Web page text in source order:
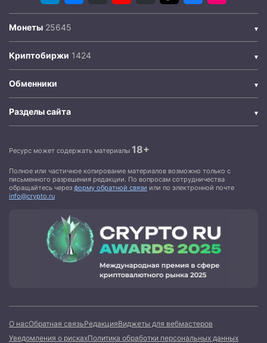
Монеты
Криптобиржи
Обменники
Разделы сайта
Ресурс может содержать материалы 18+
Полное или частичное копирование материалов возможно только с
письменного разрешения редакции. По вопросам сотрудничества
обращайтесь через форму обратной связи или по электронной почте
info@crypto.ru
О насОбратная связьРедакцияВиджеты для вебмастеров
Уведомления о рискахПолитика обработки персональных данных